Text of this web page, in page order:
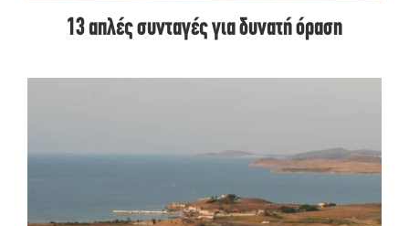
13 απλές συνταγές για δυνατή όραση